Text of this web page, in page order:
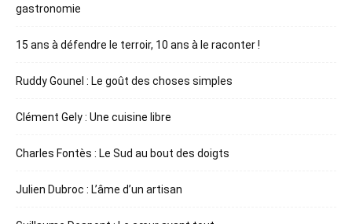
gastronomie
15 ans à défendre le terroir, 10 ans à le raconter !
Ruddy Gounel : Le goût des choses simples
Clément Gely : Une cuisine libre
Charles Fontès : Le Sud au bout des doigts
Julien Dubroc : L’âme d’un artisan